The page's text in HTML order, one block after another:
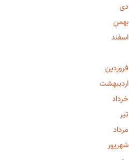
دی
بهمن
اسفند
فروردین
اردیبهشت
خرداد
تیر
مرداد
شهریور